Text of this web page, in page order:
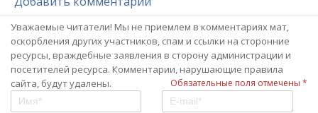
Уважаемые читатели! Мы не приемлем в комментариях мат,
оскорбления других участников, спам и ссылки на сторонние
ресурсы, враждебные заявления в сторону администрации и
посетителей ресурса. Комментарии, нарушающие правила
сайта, будут удалены.
Обязательные поля отмечены *